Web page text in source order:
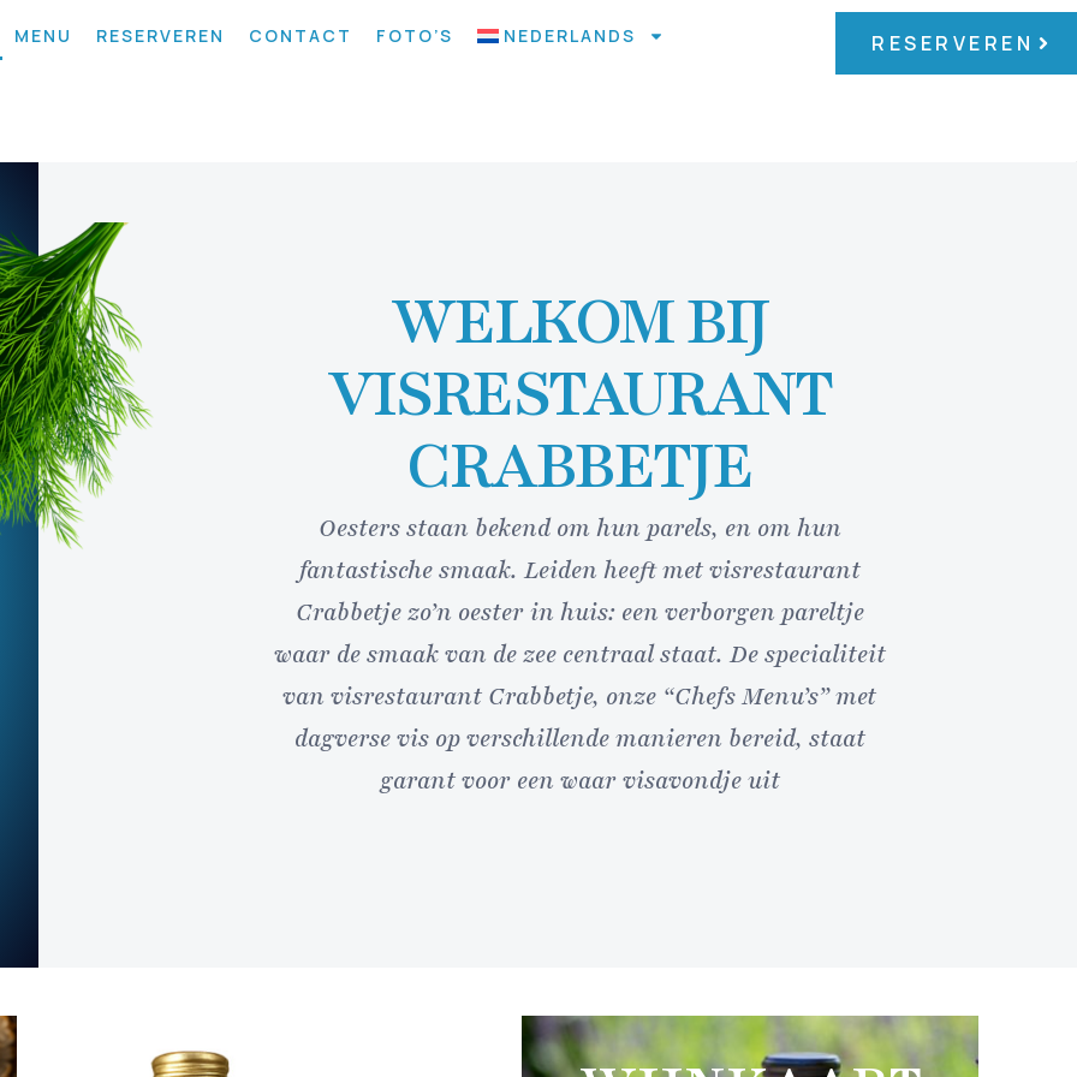
MENU RESERVEREN CONTACT FOTO’S NEDERLANDS RESERVEREN
WELKOM BIJ
VISRESTAURANT
CRABBETJE
Oesters staan bekend om hun parels, en om hun
fantastische smaak. Leiden heeft met visrestaurant
Crabbetje zo’n oester in huis: een verborgen pareltje
waar de smaak van de zee centraal staat. De specialiteit
van visrestaurant Crabbetje, onze “Chefs Menu’s” met
dagverse vis op verschillende manieren bereid, staat
garant voor een waar visavondje uit